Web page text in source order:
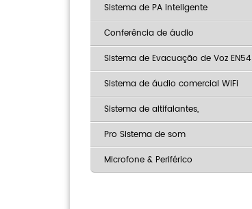
Sistema de PA inteligente
Conferência de áudio
Sistema de Evacuação de Voz EN54
Sistema de áudio comercial WiFi
Sistema de altifalantes,
Pro Sistema de som
Microfone & Periférico